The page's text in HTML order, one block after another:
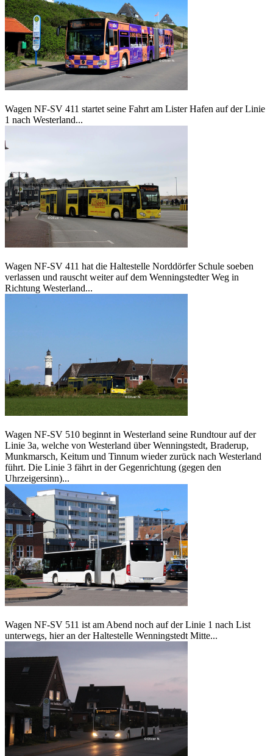
Wagen NF-SV 411 startet seine Fahrt am Lister Hafen auf der Linie
1 nach Westerland...
Wagen NF-SV 411 hat die Haltestelle Norddörfer Schule soeben
verlassen und rauscht weiter auf dem Wenningstedter Weg in
Richtung Westerland...
Wagen NF-SV 510 beginnt in Westerland seine Rundtour auf der
Linie 3a, welche von Westerland über Wenningstedt, Braderup,
Munkmarsch, Keitum und Tinnum wieder zurück nach Westerland
führt. Die Linie 3 fährt in der Gegenrichtung (gegen den
Uhrzeigersinn)...
Wagen NF-SV 511 ist am Abend noch auf der Linie 1 nach List
unterwegs, hier an der Haltestelle Wenningstedt Mitte...